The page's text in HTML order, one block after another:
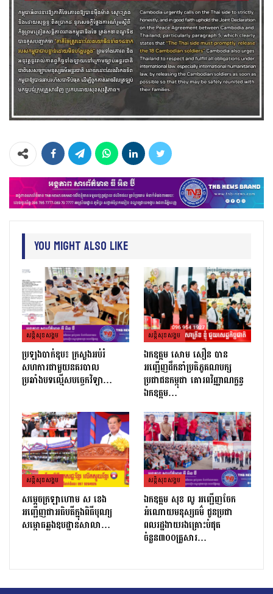
You Might Also Like
សន្តិសុខសង្គម
ប្រឡងបាក់ឌុប៖ ក្រសួងអប់រំ
សហការជាមួយនគរបាល
ប្រឆាំងបទល្មើសបច្ចេកវិទ្យា…
សន្តិសុខសង្គម
ឯកឧត្តម សោម សឿន បាន
អញ្ជើញដឹកនាំប្រតិភូគណបក្ស
ប្រជាជនកម្ពុជា គោរពវិញ្ញាណក្ខន្ធ
ឯកឧត្តម…
សន្តិសុខសង្គម
សម្ដេចក្រឡាហោម ស ខេង
អញ្ជើញជាអធិបតីក្នុងពិធីបុណ្យ
សម្ពោធឆ្លងឧបដ្ឋានសាលា…
សន្តិសុខសង្គម
ឯកឧត្តម សុខ លូ អញ្ជើញចែក
អំណោយមនុស្សធម៌ ជូនប្រជា
ពលរដ្ឋងាយរងគ្រោះបំផុត
ចំនួន៣០០គ្រួសារ…